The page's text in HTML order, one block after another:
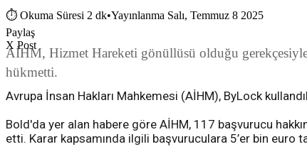
⏱ Okuma Süresi 2 dk•Yayınlanma Salı, Temmuz 8 2025
Paylaş
X Post
AİHM, Hizmet Hareketi gönüllüsü olduğu
hükmetti.
Avrupa İnsan Hakları Mahkemesi (AİHM), ByLock
Bold'da yer alan habere göre AİHM, 117 başvurucu
etti. Karar kapsamında ilgili başvuruculara 5’er bin